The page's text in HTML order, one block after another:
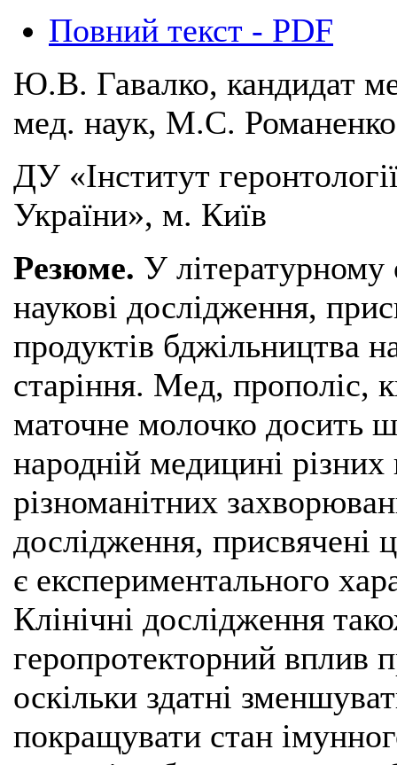
Повний текст - PDF
Ю.В. Гавалко, кандидат
мед. наук, М.С.
ДУ «Інститут
України», м. Київ
Резюме. У літературному
наукові дослідження,
продуктів бджільництва
старіння. Мед, прополіс,
маточне молочко досить
народній медицині
різноманітних
дослідження, присвячені
є експериментального
Клінічні дослідження
геропротекторний вплив
оскільки здатні
покращувати стан